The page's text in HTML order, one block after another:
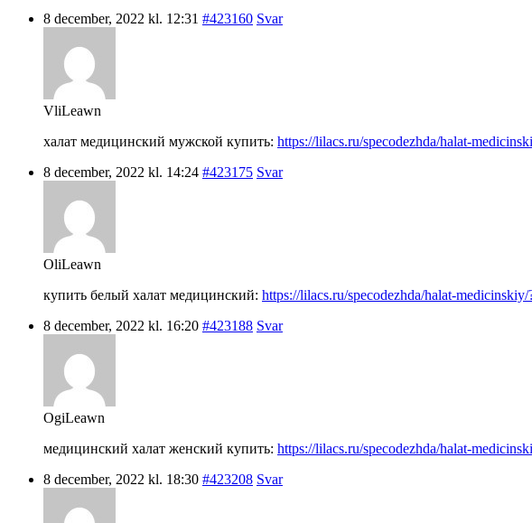
8 december, 2022 kl. 12:31 #423160 Svar
VliLeawn
халат медицинский мужской купить: https://lilacs.ru/specodezhda/halat-
8 december, 2022 kl. 14:24 #423175 Svar
OliLeawn
купить белый халат медицинский: https://lilacs.ru/specodezhda/halat-
8 december, 2022 kl. 16:20 #423188 Svar
OgiLeawn
медицинский халат женский купить: https://lilacs.ru/specodezhda/halat-
8 december, 2022 kl. 18:30 #423208 Svar